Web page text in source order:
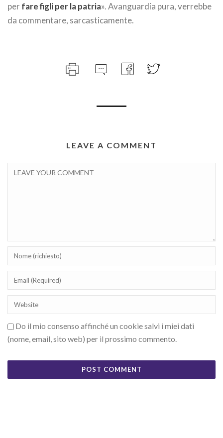
perfare figli per la patria». Avanguardia pura, verrebbe
da commentare, sarcasticamente.
LEAVE A COMMENT
Do il mio consenso affinché un cookie salvi i miei dati
(nome, email, sito web) per il prossimo commento.